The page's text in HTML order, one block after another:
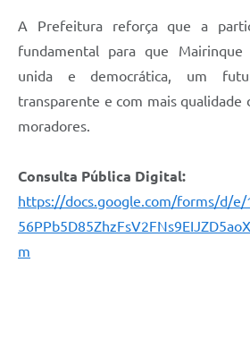
A Prefeitura reforça que a
fundamental para que
unida e democrática, um
transparente e com mais qualidade
moradores.
Consulta Pública Digital:
https://docs.google.com/forms/d/e/
m